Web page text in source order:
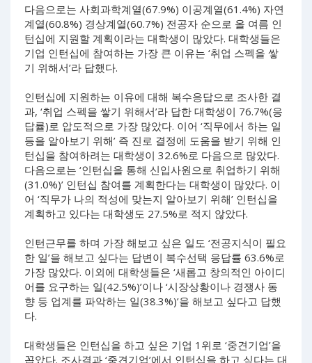
다음으로는 사회과학계열(67.9%) 이공계열(61.4%) 자연
계열(60.8%) 경상계열(60.7%) 전공자 순으로 올 여름 인
턴십에 지원할 계획이라는 대학생이 많았다. 대학생들은
기업 인턴십에 참여하는 가장 큰 이유는 ‘취업 스펙을 쌓
기 위해서’라 답했다.
인턴십에 지원하는 이유에 대해 복수응답으로 조사한 결
과, ‘취업 스펙을 쌓기 위해서’라 답한 대학생이 76.7%(응
답률)로 압도적으로 가장 많았다. 이어 ‘직무에서 하는 일
등을 알아보기 위해’ 즉 진로 결정에 도움을 받기 위해 인
턴십을 참여하려는 대학생이 32.6%로 다음으로 많았다.
다음으로는 ‘인턴십을 통해 신입사원으로 취업하기 위해
(31.0%)’ 인턴십 참여를 계획한다는 대학생이 많았다. 이
어 ‘직무가 나의 적성에 맞는지 알아보기 위해’ 인턴십을
계획하고 있다는 대학생도 27.5%로 적지 않았다.
인턴근무를 하며 가장 해보고 싶은 일도 ‘전공지식이 필요
한 일’을 해보고 싶다는 답변이 복수선택 응답률 63.6%로
가장 많았다. 이외에 대학생들은 ‘새롭고 창의적인 아이디
어를 요구하는 일(42.5%)’이나 ‘시장상황이나 경쟁사 동
향 등 업계를 파악하는 일(38.3%)’을 해보고 싶다고 답했
다.
대학생들은 인턴십을 하고 싶은 기업 1위로 ‘중견기업’을
꼽았다. 조사결과 ‘중견기업’에서 인턴십을 하고 싶다는 대